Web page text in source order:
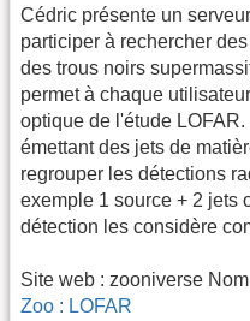
Cédric présente un
participer à rechercher
des trous noirs
permet à chaque
optique de l'étude
émettant des jets de
regrouper les détections
exemple 1 source + 2 jets
détection les considère
Site web : zooniverse
Zoo : LOFAR